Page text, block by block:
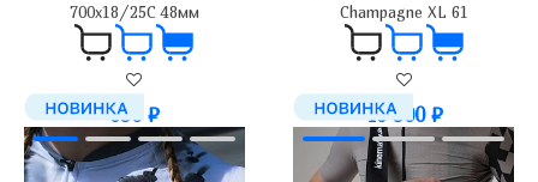
700х18/25C 48мм
650₽
Champagne XL 61
46 900 ₽